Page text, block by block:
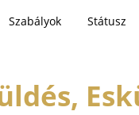
Szabályok Státusz